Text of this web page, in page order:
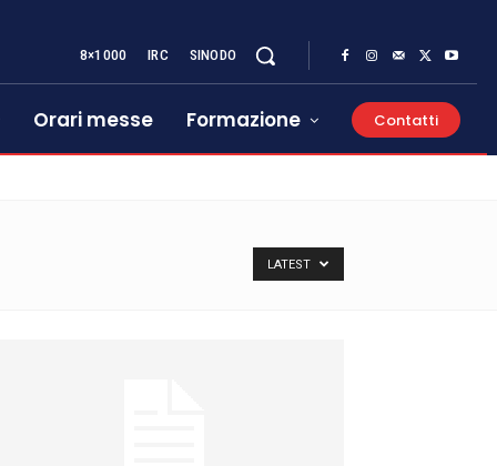
8×1000 IRC SINODO
Orari messe Formazione Contatti
LATEST